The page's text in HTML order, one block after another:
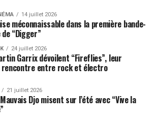
14 juillet 2026
méconnaissable dans la première bande-
“Digger”
24 juillet 2026
Garrix dévoilent “Fireflies”, leur
rencontre entre rock et électro
21 juillet 2026
Djo misent sur l’été avec “Vive la